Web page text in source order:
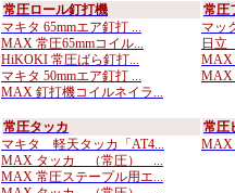
常圧ロール釘打機
マキタ 65mmエア釘打 ...
MAX 常圧65mmコイル...
HiKOKI 常圧ばら釘打...
マキタ 50mmエア釘打 ...
MAX 釘打機コイルネイラ...
常圧
マッ
日立
MAX
MAX
常圧タッカ
マキタ 軽天タッカ「AT4...
MAX タッカ （常圧） ...
MAX 常圧ステープル用エ...
常圧
MAX